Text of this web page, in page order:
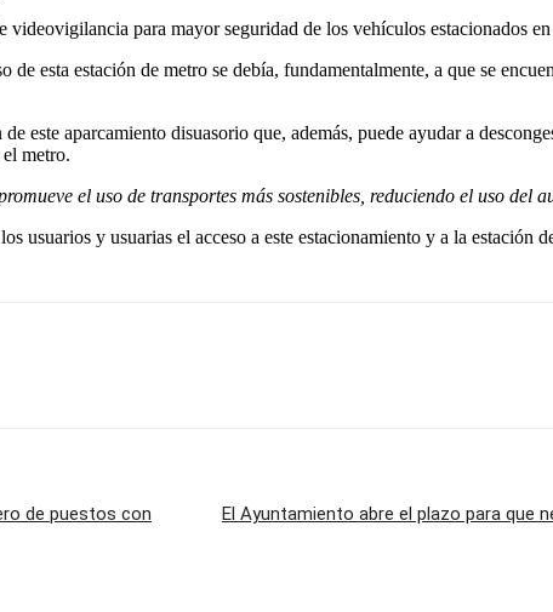
videovigilancia para mayor seguridad de los vehículos estacionados
esta estación de metro se debía, fundamentalmente, a que se
este aparcamiento disuasorio que, además, puede ayudar a
metro.
el uso de transportes más sostenibles, reduciendo el uso del
y usuarias el acceso a este estacionamiento y a la estación
de puestos con
El Ayuntamiento abre el plazo para que